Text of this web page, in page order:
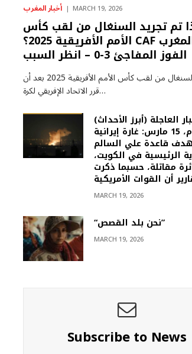
أخبار المغرب MARCH 19, 2026
تم تجريد السنغال من لقب كأس
الأمم الأفريقية 2025؟ CAF يمنح المغرب
الفوز المفاجئ 3-0 – انظر السبب
تم تجريد السنغال من لقب كأس الأمم الأفريقية 2025 بعد أن
قرر الاتحاد الإفريقي لكرة…
(أبرز الأحداث) الأخبار العاجلة
اليوم، 15 مارس: غارة إيرانية
قاعدة علي السالم
الرئيسية في الكويت،
مقاتلة، حسبما ذكرت
MARCH 19, 2026
“نحن بلد القصص”
MARCH 19, 2026
Subscribe to News